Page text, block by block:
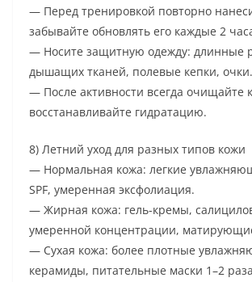
— Перед тренировкой повторно
забывайте обновлять его каждые 2
— Носите защитную одежду: длинные
дышащих тканей, полевые кепки, очки.
— После активности всегда очищайте
восстанавливайте гидратацию.
8) Летний уход для разных типов кожи
— Нормальная кожа: легкие
SPF, умеренная эксфолиация.
— Жирная кожа: гель-кремы,
умеренной концентрации,
— Сухая кожа: более плотные
керамиды, питательные маски 1–2